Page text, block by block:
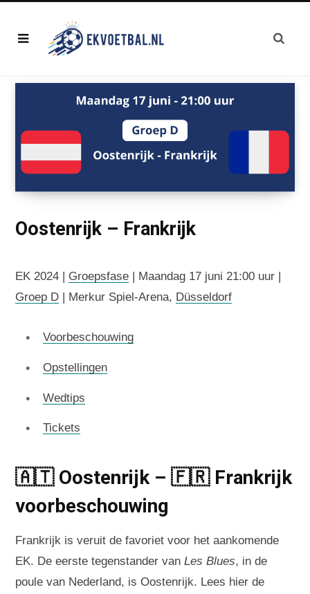
Oostenrijk – Frankrijk
EK 2024 | Groepsfase | Maandag 17 juni 21:00 uur |
Groep D | Merkur Spiel-Arena, Düsseldorf
Voorbeschouwing
Opstellingen
Wedtips
Tickets
🇦🇹 Oostenrijk – 🇫🇷 Frankrijk
voorbeschouwing
Frankrijk is veruit de favoriet voor het aankomende
EK. De eerste tegenstander van Les Blues, in de
poule van Nederland, is Oostenrijk. Lees hier de